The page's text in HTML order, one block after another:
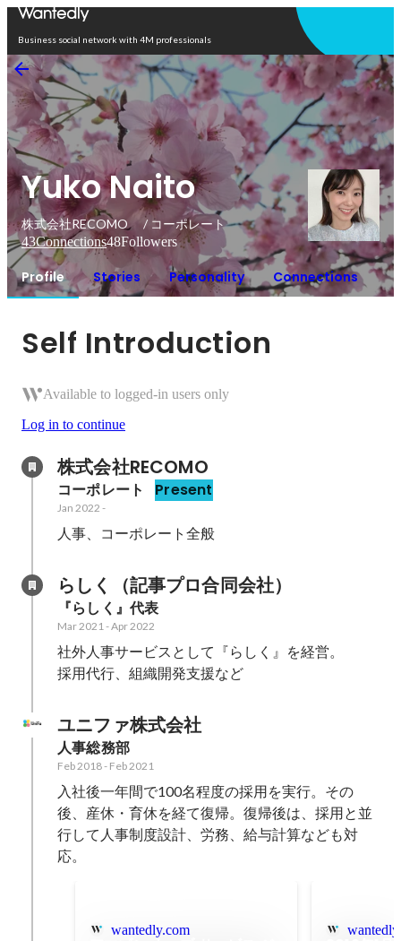
Business social network with 4M professionals
Yuko Naito
株式会社RECOMO / コーポレート
43Connections48Followers
Profile Stories Personality Connections
Self Introduction
Available to logged-in users only
Log in to continue
株式会社RECOMO
コーポレート Present
Jan 2022 -
人事、コーポレート全般
らしく（記事プロ合同会社）
『らしく』代表
Mar 2021-Apr 2022
社外人事サービスとして『らしく』を経営。
採用代行、組織開発支援など
ユニファ株式会社
人事総務部
Feb 2018- Feb 2021
入社後一年間で100名程度の採用を実行。その
後、産休・育休を経て復帰。復帰後は、採用と並
行して人事制度設計、労務、給与計算なども対
応。
wantedly.com